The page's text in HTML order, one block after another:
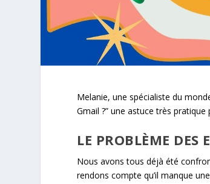
Melanie, une spécialiste du
Gmail ?” une astuce très pratique
LE PROBLÈME DES
Nous avons tous déjà été
rendons compte qu’il manque